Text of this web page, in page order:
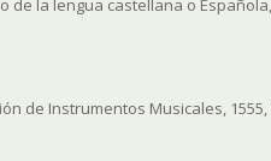
de la lengua castellana o
de Instrumentos Musicales, 1555,